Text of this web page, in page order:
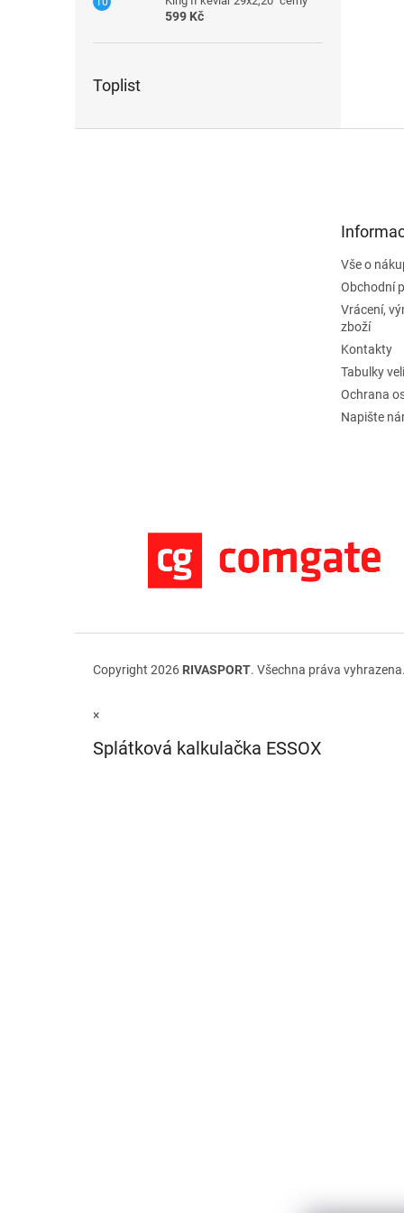
599 Kč
Toplist
Vše o
Obchodní
Vrácení,
zboží
Kontakty
Tabulky
Ochrana
Napište
Copyright 2026 RIVASPORT. Všechna práva
×
Splátková kalkulačka ESSOX